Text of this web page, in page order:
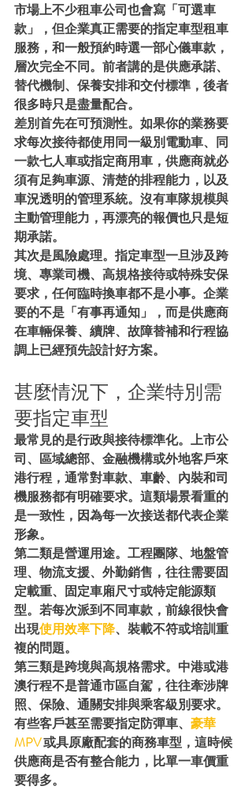
市場上不少租車公司也會寫「可選車
款」，但企業真正需要的指定車型租車
服務，和一般預約時選一部心儀車款，
層次完全不同。前者講的是供應承諾、
替代機制、保養安排和交付標準，後者
很多時只是盡量配合。
差別首先在可預測性。如果你的業務要
求每次接待都使用同一級別電動車、同
一款七人車或指定商用車，供應商就必
須有足夠車源、清楚的排程能力，以及
車況透明的管理系統。沒有車隊規模與
主動管理能力，再漂亮的報價也只是短
期承諾。
其次是風險處理。指定車型一旦涉及跨
境、專業司機、高規格接待或特殊安保
要求，任何臨時換車都不是小事。企業
要的不是「有事再通知」，而是供應商
在車輛保養、續牌、故障替補和行程協
調上已經預先設計好方案。
甚麼情況下，企業特別需
要指定車型
最常見的是行政與接待標準化。上市公
司、區域總部、金融機構或外地客戶來
港行程，通常對車款、車齡、內裝和司
機服務都有明確要求。這類場景看重的
是一致性，因為每一次接送都代表企業
形象。
第二類是營運用途。工程團隊、地盤管
理、物流支援、外勤銷售，往往需要固
定載重、固定車廂尺寸或特定能源類
型。若每次派到不同車款，前線很快會
出現使用效率下降、裝載不符或培訓重
複的問題。
第三類是跨境與高規格需求。中港或港
澳行程不是普通市區自駕，往往牽涉牌
照、保險、通關安排與乘客級別要求。
有些客戶甚至需要指定防彈車、 豪華
MPV 或具原廠配套的商務車型，這時候
供應商是否有整合能力，比單一車價重
要得多。